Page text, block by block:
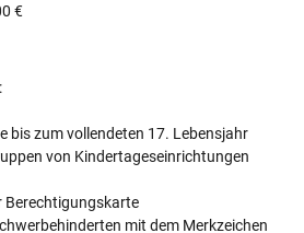
€
bis zum vollendeten 17. Lebensjahr
von Kindertageseinrichtungen
Berechtigungskarte
mit dem Merkzeichen